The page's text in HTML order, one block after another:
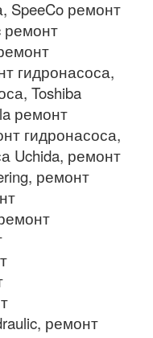
, SpeeCo ремонт
ремонт
гидронасоса,
, Toshiba
ремонт
гидронасоса,
Uchida, ремонт
ремонт
ремонт